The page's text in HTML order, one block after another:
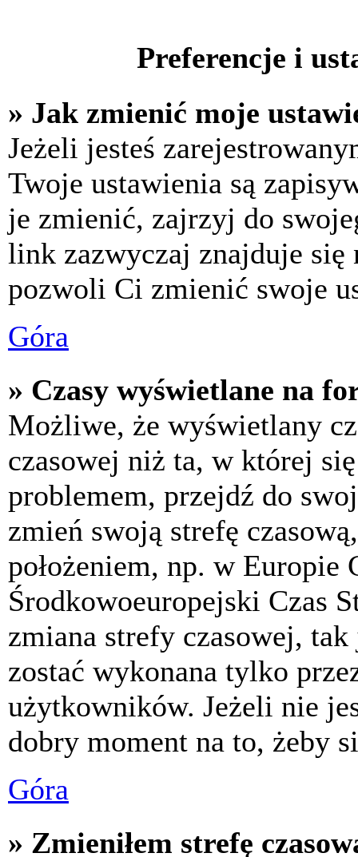
Preferencje i
» Jak zmienić moje
Jeżeli jesteś
Twoje ustawienia są
je zmienić, zajrzyj do
link zazwyczaj znajduje się
pozwoli Ci zmienić swoje
Góra
» Czasy wyświetlane na
Możliwe, że wyświetlany
czasowej niż ta, w której
problemem, przejdź do
zmień swoją strefę
położeniem, np. w Europie
Środkowoeuropejski Czas
zmiana strefy czasowej,
zostać wykonana tylko
użytkowników. Jeżeli nie
dobry moment na to, żeby
Góra
» Zmieniłem strefę